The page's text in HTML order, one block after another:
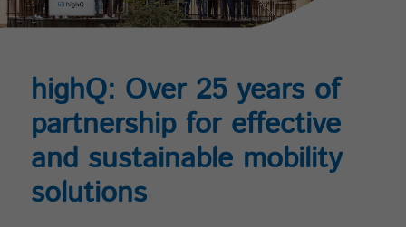
highQ: Over 25 years of
partnership for effective
and sustainable mobility
solutions